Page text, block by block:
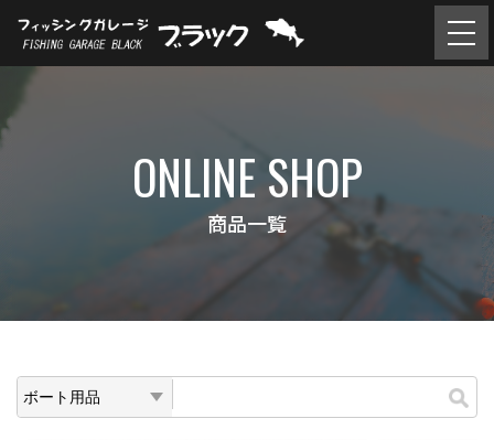
商品一覧
ONLINE SHOP